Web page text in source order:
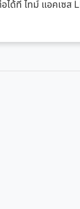
ได้ที่ ไทม์ แอคเซส